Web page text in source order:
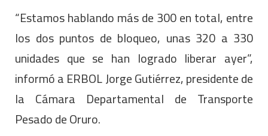
“Estamos hablando más de 300 en total, entre
los dos puntos de bloqueo, unas 320 a 330
unidades que se han logrado liberar ayer”,
informó a ERBOL Jorge Gutiérrez, presidente de
la Cámara Departamental de Transporte
Pesado de Oruro.